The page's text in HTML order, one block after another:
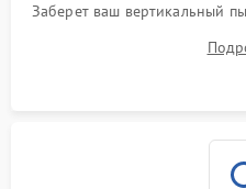
Заберет ваш вертикальный